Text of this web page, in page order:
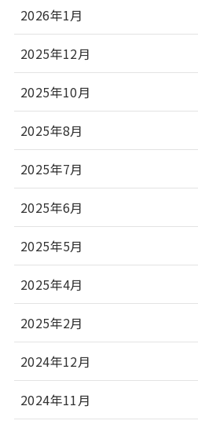
2026年1月
2025年12月
2025年10月
2025年8月
2025年7月
2025年6月
2025年5月
2025年4月
2025年2月
2024年12月
2024年11月